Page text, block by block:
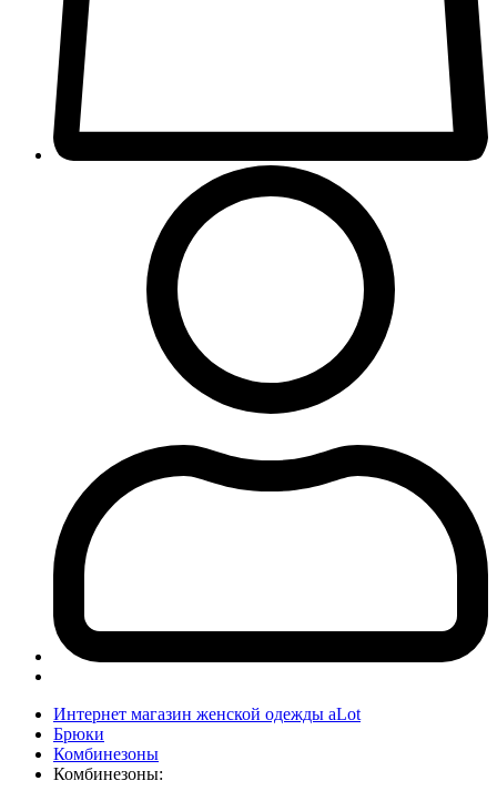
Интернет магазин женской одежды aLot
Брюки
Комбинезоны
Комбинезоны: